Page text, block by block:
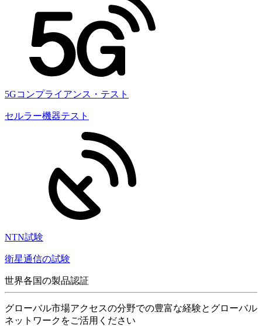
5Gコンプライアンス・テスト
セルラー機器テスト
NTN試験
衛星通信の試験
世界各国の製品認証
グローバル市場アクセスの分野での豊富な経験とグローバル
ネットワークをご活用ください